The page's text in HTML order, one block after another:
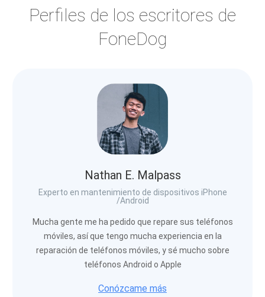
Perfiles de los escritores de
FoneDog
Nathan E. Malpass
Experto en mantenimiento de dispositivos iPhone
/Android
Mucha gente me ha pedido que repare sus teléfonos
móviles, así que tengo mucha experiencia en la
reparación de teléfonos móviles, y sé mucho sobre
teléfonos Android o Apple
Conózcame más